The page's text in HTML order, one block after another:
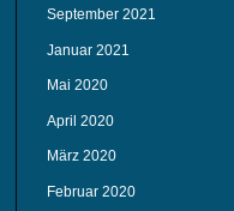
September 2021
Januar 2021
Mai 2020
April 2020
März 2020
Februar 2020